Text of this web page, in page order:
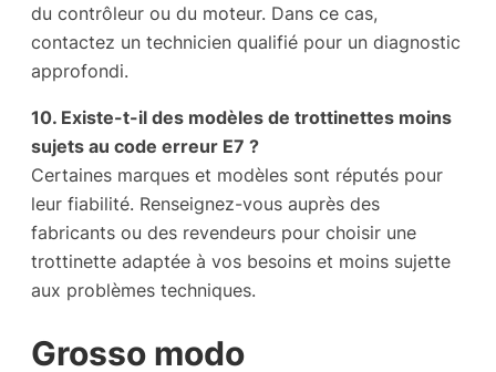
du contrôleur ou du moteur. Dans ce cas,
contactez un technicien qualifié pour un diagnostic
approfondi.
10. Existe-t-il des modèles de trottinettes moins
sujets au code erreur E7 ?
Certaines marques et modèles sont réputés pour
leur fiabilité. Renseignez-vous auprès des
fabricants ou des revendeurs pour choisir une
trottinette adaptée à vos besoins et moins sujette
aux problèmes techniques.
Grosso modo